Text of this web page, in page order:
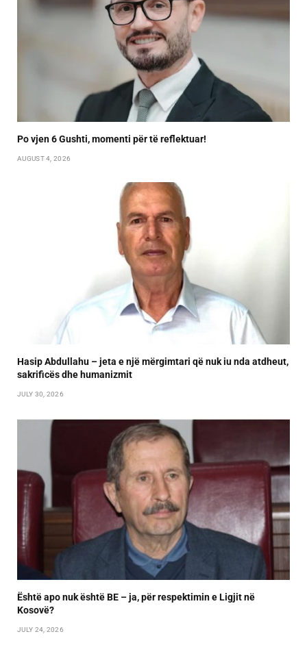
Po vjen 6 Gushti, momenti për të reflektuar!
AUGUST 4, 2026
Hasip Abdullahu – jeta e një mërgimtari që nuk iu nda atdheut,
sakrificës dhe humanizmit
JULY 30, 2026
Është apo nuk është BE – ja, për respektimin e Ligjit në
Kosovë?
JULY 24, 2026